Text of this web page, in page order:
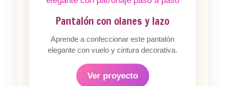
Pantalón con olanes y lazo
Aprende a confeccionar este pantalón
elegante con vuelo y cintura decorativa.
Ver proyecto